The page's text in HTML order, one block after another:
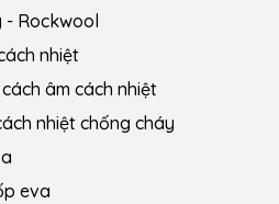
- Rockwool
nhiệt
âm cách nhiệt
nhiệt chống cháy
eva